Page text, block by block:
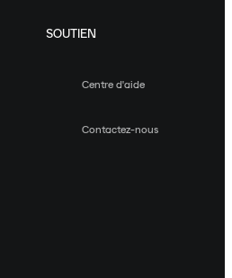
SOUTIEN
Centre d'aide
Contactez-nous